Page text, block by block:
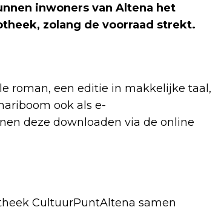
inwoners van Altena het
zolang de voorraad strekt.
roman, een editie in makkelijke taal,
ook als e-
deze downloaden via de online
CultuurPuntAltena samen